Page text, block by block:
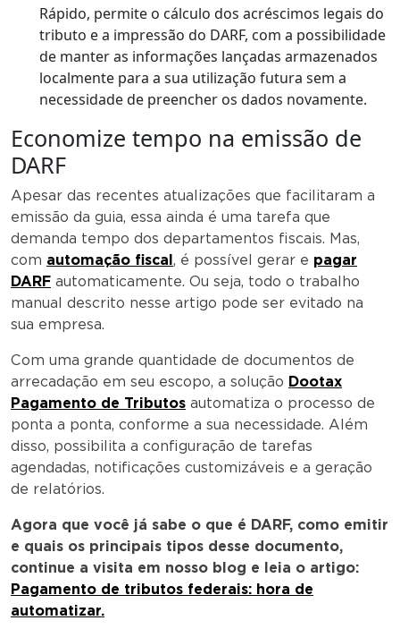
Rápido, permite o cálculo dos acréscimos legais do
tributo e a impressão do DARF, com a possibilidade
de manter as informações lançadas armazenados
localmente para a sua utilização futura sem a
necessidade de preencher os dados novamente.
Economize tempo na emissão de
DARF
Apesar das recentes atualizações que facilitaram a
emissão da guia, essa ainda é uma tarefa que
demanda tempo dos departamentos fiscais. Mas,
com automação fiscal, é possível gerar e pagar
DARF automaticamente. Ou seja, todo o trabalho
manual descrito nesse artigo pode ser evitado na
sua empresa.
Com uma grande quantidade de documentos de
arrecadação em seu escopo, a solução Dootax
Pagamento de Tributos automatiza o processo de
ponta a ponta, conforme a sua necessidade. Além
disso, possibilita a configuração de tarefas
agendadas, notificações customizáveis e a geração
de relatórios.
Agora que você já sabe o que é DARF, como emitir
e quais os principais tipos desse documento,
continue a visita em nosso blog e leia o artigo:
Pagamento de tributos federais: hora de
automatizar.